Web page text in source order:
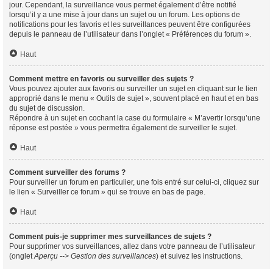
jour. Cependant, la surveillance vous permet également d’être notifié
lorsqu’il y a une mise à jour dans un sujet ou un forum. Les options de
notifications pour les favoris et les surveillances peuvent être configurées
depuis le panneau de l’utilisateur dans l’onglet « Préférences du forum ».
Haut
Comment mettre en favoris ou surveiller des sujets ?
Vous pouvez ajouter aux favoris ou surveiller un sujet en cliquant sur le lien
approprié dans le menu « Outils de sujet », souvent placé en haut et en bas
du sujet de discussion.
Répondre à un sujet en cochant la case du formulaire « M’avertir lorsqu’une
réponse est postée » vous permettra également de surveiller le sujet.
Haut
Comment surveiller des forums ?
Pour surveiller un forum en particulier, une fois entré sur celui-ci, cliquez sur
le lien « Surveiller ce forum » qui se trouve en bas de page.
Haut
Comment puis-je supprimer mes surveillances de sujets ?
Pour supprimer vos surveillances, allez dans votre panneau de l’utilisateur
(ongletAperçu --> Gestion des surveillances) et suivez les instructions.